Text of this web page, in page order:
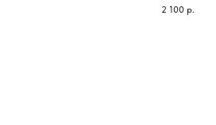
2 100 р.